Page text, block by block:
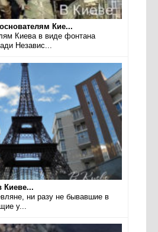
Кие...
Киева в виде фонтана
Независ...
Киеве...
ни разу не бывавшие в
у...